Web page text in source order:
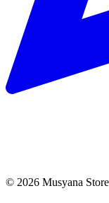
© 2026 Musyana